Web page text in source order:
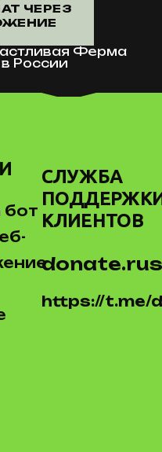
ЧЕРЕЗ
Ферма
России
бот
СЛУЖБА
КЛИЕНТОВ
https://t.me/